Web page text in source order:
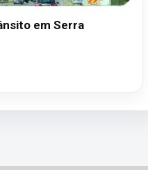
em Serra